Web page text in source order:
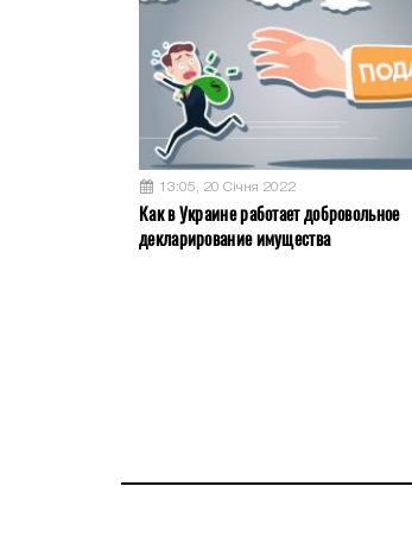
13:05, 20 Січня 2022
Как в Украине работает добровольное
декларирование имущества